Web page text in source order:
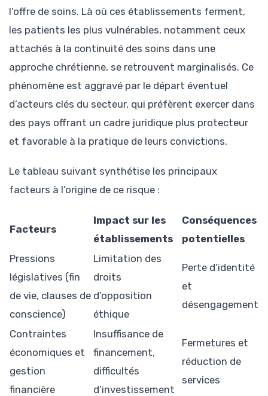
l’offre de soins. Là où ces établissements ferment,
les patients les plus vulnérables, notamment ceux
attachés à la continuité des soins dans une
approche chrétienne, se retrouvent marginalisés. Ce
phénomène est aggravé par le départ éventuel
d’acteurs clés du secteur, qui préfèrent exercer dans
des pays offrant un cadre juridique plus protecteur
et favorable à la pratique de leurs convictions.
Le tableau suivant synthétise les principaux
facteurs à l’origine de ce risque :
Facteurs
Impact sur les
établissements
Conséquences
potentielles
Pressions
législatives (fin
de vie, clauses de
conscience)
Limitation des
droits
d’opposition
éthique
Perte d’identité
et
désengagement
Contraintes
économiques et
gestion
financière
Insuffisance de
financement,
difficultés
d’investissement
Fermetures et
réduction de
services